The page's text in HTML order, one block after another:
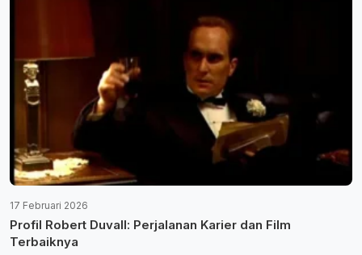
17 Februari 2026
Profil Robert Duvall: Perjalanan Karier dan Film
Terbaiknya